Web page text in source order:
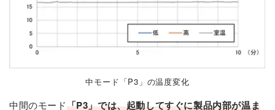
中モード「P3」の温度変化
中間のモード「P3」では、起動してすぐに製品内部が温ま